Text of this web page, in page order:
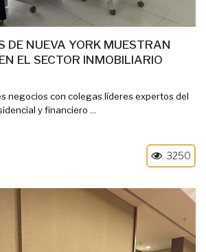
DE NUEVA YORK MUESTRAN
EL SECTOR INMOBILIARIO
negocios con colegas líderes expertos del
y financiero ...
3250